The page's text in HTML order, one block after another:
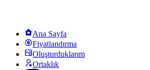
Ana Sayfa
Fiyatlandırma
Oluşturduklarım
Ortaklık